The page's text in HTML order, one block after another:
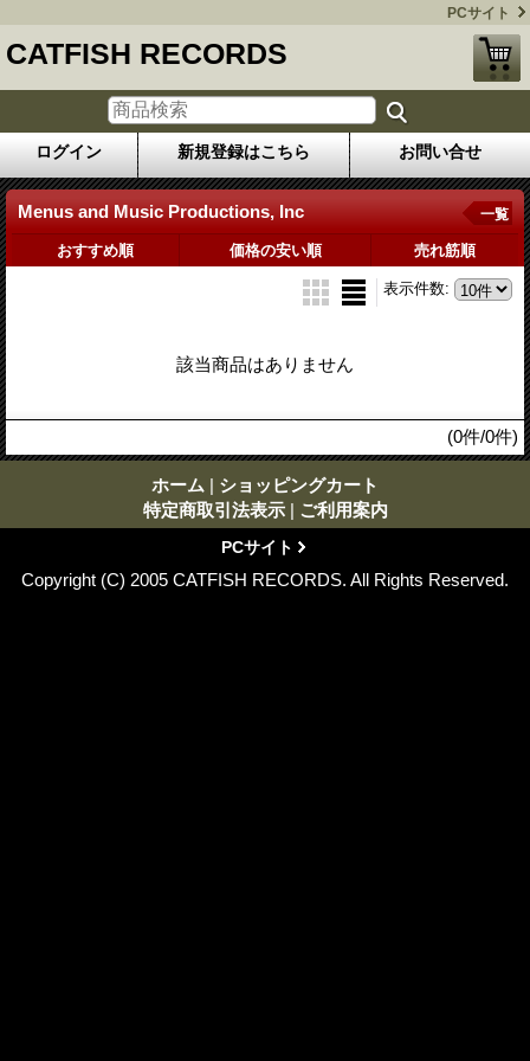
PCサイト
CATFISH RECORDS
ログイン 新規登録はこちら お問い合せ
Menus and Music Productions, Inc 一覧
おすすめ順 価格の安い順 売れ筋順
表示件数:
該当商品はありません
(0件/0件)
ホーム | ショッピングカート
特定商取引法表示 | ご利用案内
PCサイト
Copyright (C) 2005 CATFISH RECORDS. All Rights Reserved.